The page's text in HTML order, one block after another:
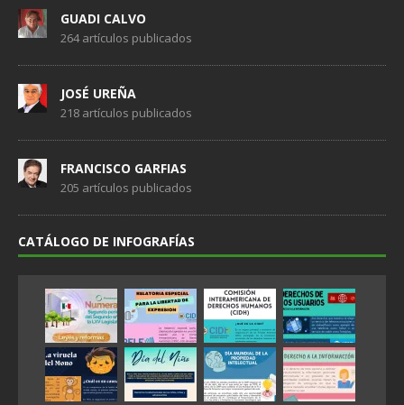
GUADI CALVO
264 artículos publicados
JOSÉ UREÑA
218 artículos publicados
FRANCISCO GARFIAS
205 artículos publicados
CATÁLOGO DE INFOGRAFÍAS